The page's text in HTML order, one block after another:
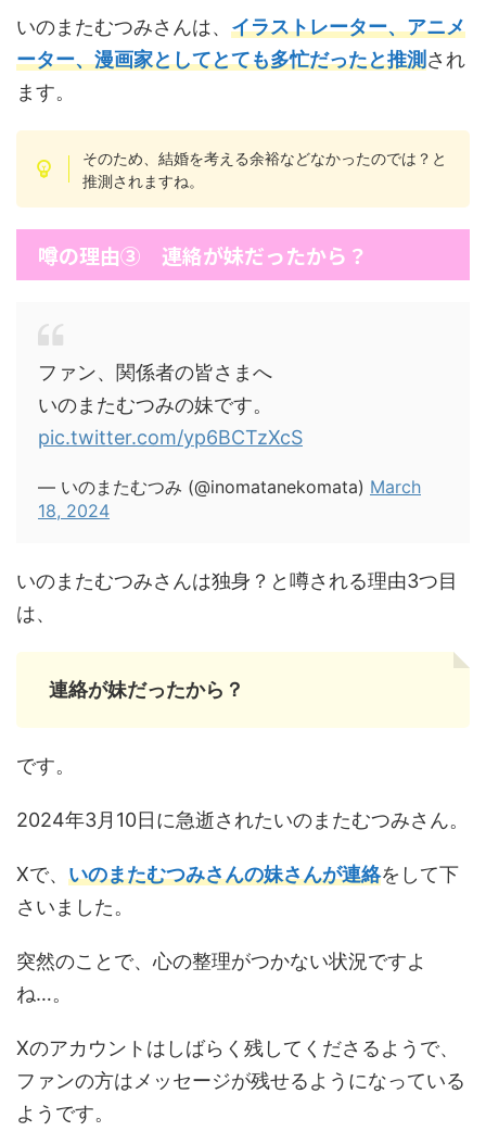
いのまたむつみさんは、 イラストレーター、アニメ
ーター、漫画家としてとても多忙だったと推測され
ます。
そのため、結婚を考える余裕などなかったのでは？と
推測されますね。
噂の理由③ 連絡が妹だったから？
ファン、関係者の皆さまへ
いのまたむつみの妹です。
pic.twitter.com/yp6BCTzXcS
— いのまたむつみ (@inomatanekomata) March
18, 2024
いのまたむつみさんは独身？と噂される理由3つ目
は、
連絡が妹だったから？
です。
2024年3月10日に急逝されたいのまたむつみさん。
Xで、 いのまたむつみさんの妹さんが連絡をして下
さいました。
突然のことで、心の整理がつかない状況ですよ
ね…。
Xのアカウントはしばらく残してくださるようで、
ファンの方はメッセージが残せるようになっている
ようです。